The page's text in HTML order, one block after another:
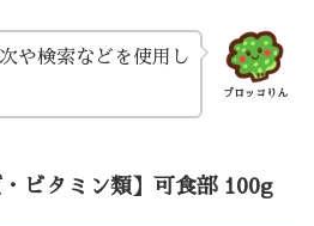
ブロッコりん
や検索などを使用し
・ビタミン類】可食部 100g